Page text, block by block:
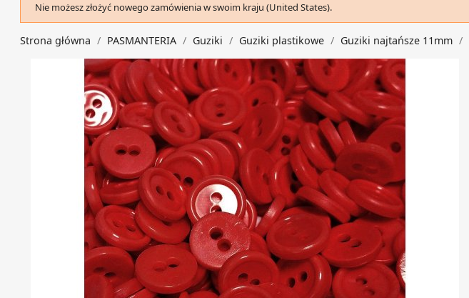
Nie możesz złożyć nowego zamówienia w swoim kraju (United States).
Strona główna PASMANTERIA Guziki Guziki plastikowe Guziki najtańsze 11mm